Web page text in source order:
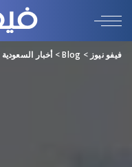
فيفو نيوز >
Blog
> أخبار السعودية